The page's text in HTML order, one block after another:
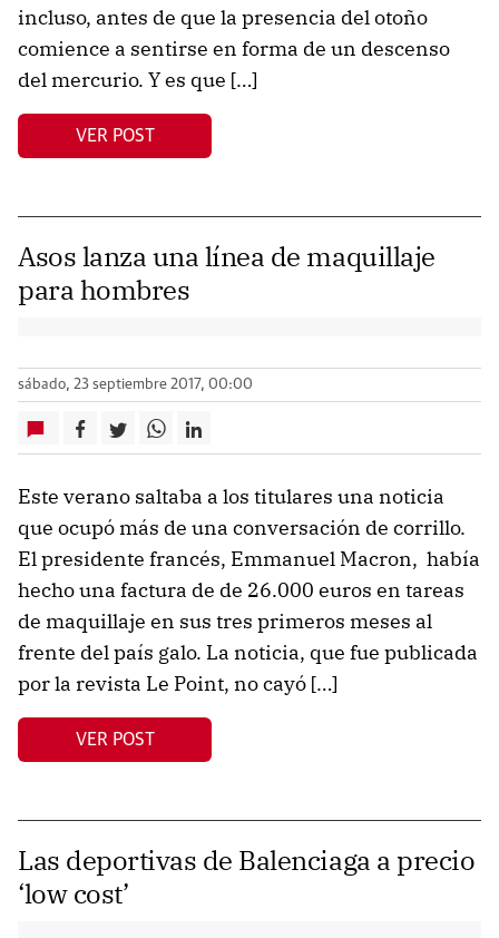
incluso, antes de que la presencia del otoño
comience a sentirse en forma de un descenso
del mercurio. Y es que […]
VER POST
Asos lanza una línea de maquillaje
para hombres
sábado, 23 septiembre 2017, 00:00
Este verano saltaba a los titulares una noticia
que ocupó más de una conversación de corrillo.
El presidente francés, Emmanuel Macron, había
hecho una factura de de 26.000 euros en tareas
de maquillaje en sus tres primeros meses al
frente del país galo. La noticia, que fue publicada
por la revista Le Point, no cayó […]
VER POST
Las deportivas de Balenciaga a precio
‘low cost’